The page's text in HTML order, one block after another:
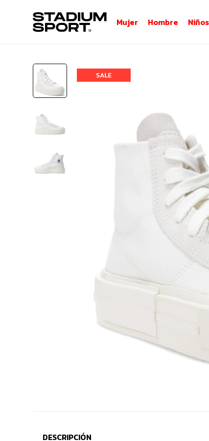
Mujer Hombre Niños
DESCRIPCIÓN